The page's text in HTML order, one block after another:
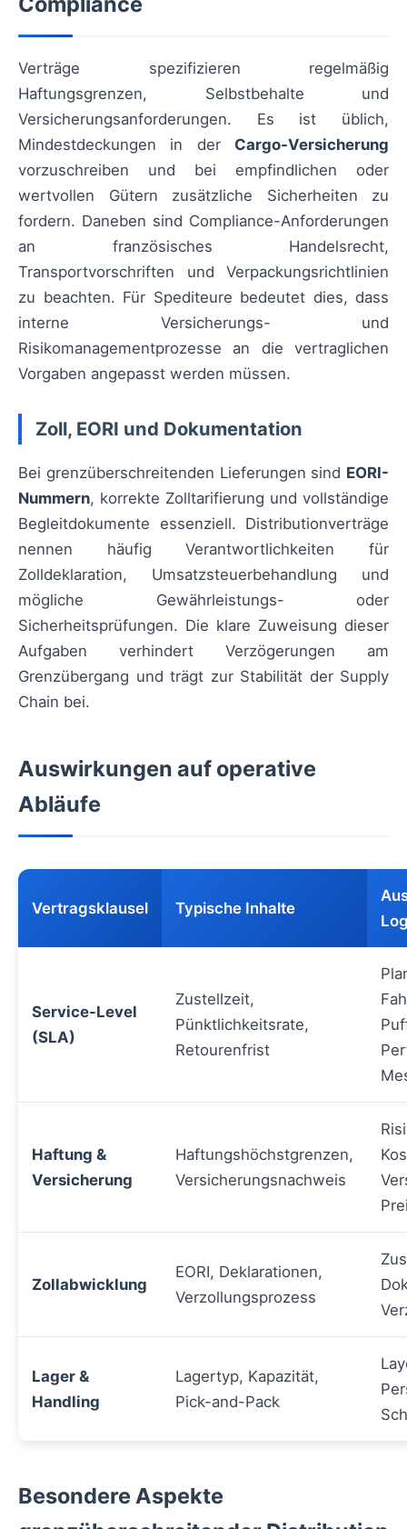
Verträge spezifizieren regelmäßig
Haftungsgrenzen, Selbstbehalte und
Versicherungsanforderungen. Es ist üblich,
Mindestdeckungen in der Cargo-Versicherung
vorzuschreiben und bei empfindlichen oder
wertvollen Gütern zusätzliche Sicherheiten zu
fordern. Daneben sind Compliance-Anforderungen
an französisches Handelsrecht,
Transportvorschriften und Verpackungsrichtlinien
zu beachten. Für Spediteure bedeutet dies, dass
interne Versicherungs- und
Risikomanagementprozesse an die vertraglichen
Vorgaben angepasst werden müssen.
Zoll, EORI und Dokumentation
Bei grenzüberschreitenden Lieferungen sind EORI-
Nummern, korrekte Zolltarifierung und vollständige
Begleitdokumente essenziell. Distributionverträge
nennen häufig Verantwortlichkeiten für
Zolldeklaration, Umsatzsteuerbehandlung und
mögliche Gewährleistungs- oder
Sicherheitsprüfungen. Die klare Zuweisung dieser
Aufgaben verhindert Verzögerungen am
Grenzübergang und trägt zur Stabilität der Supply
Chain bei.
Auswirkungen auf operative
Abläufe
Vertragsklausel Typische Inhalte
Service-Level
(SLA)
Zustellzeit,
Pünktlichkeitsrate,
Retourenfrist
Haftung &
Versicherung
Haftungshöchstgrenzen,
Versicherungsnachweis
Zollabwicklung
EORI, Deklarationen,
Verzollungsprozess
Lager &
Handling
Lagertyp, Kapazität,
Pick-and-Pack
Besondere Aspekte